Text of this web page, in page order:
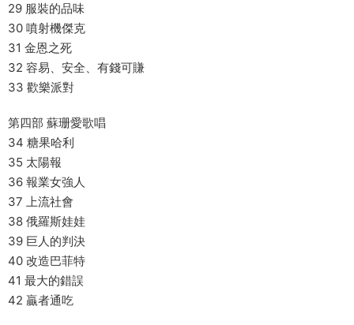
29 服裝的品味
30 噴射機傑克
31 金恩之死
32 容易、安全、有錢可賺
33 歡樂派對
第四部 蘇珊愛歌唱
34 糖果哈利
35 太陽報
36 報業女強人
37 上流社會
38 俄羅斯娃娃
39 巨人的判決
40 改造巴菲特
41 最大的錯誤
42 贏者通吃